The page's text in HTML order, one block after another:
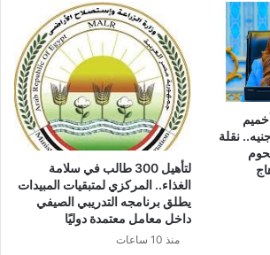
مليون جنيه.. نقلة
لتأهيل 300 طالب في سلامة
الغذاء.. المركزي لمتبقيات المبيدات
يطلق برنامجه التدريبي الصيفي
داخل معامل معتمدة دوليًا
منذ 10 ساعات